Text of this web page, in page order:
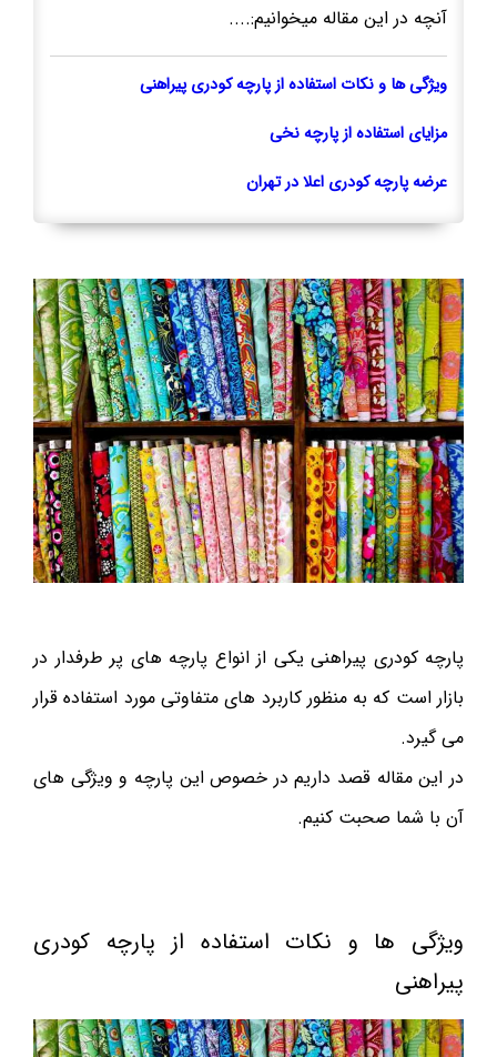
آنچه در این مقاله میخوانیم:....
ویژگی ها و نکات استفاده از پارچه کودری پیراهنی
مزایای استفاده از پارچه نخی
عرضه پارچه کودری اعلا در تهران
پارچه کودری پیراهنی یکی از انواع پارچه های پر طرفدار در
بازار است که به منظور کاربرد های متفاوتی مورد استفاده قرار
می گیرد.
در این مقاله قصد داریم در خصوص این پارچه و ویژگی های
آن با شما صحبت کنیم.
ویژگی ها و نکات استفاده از پارچه کودری
پیراهنی